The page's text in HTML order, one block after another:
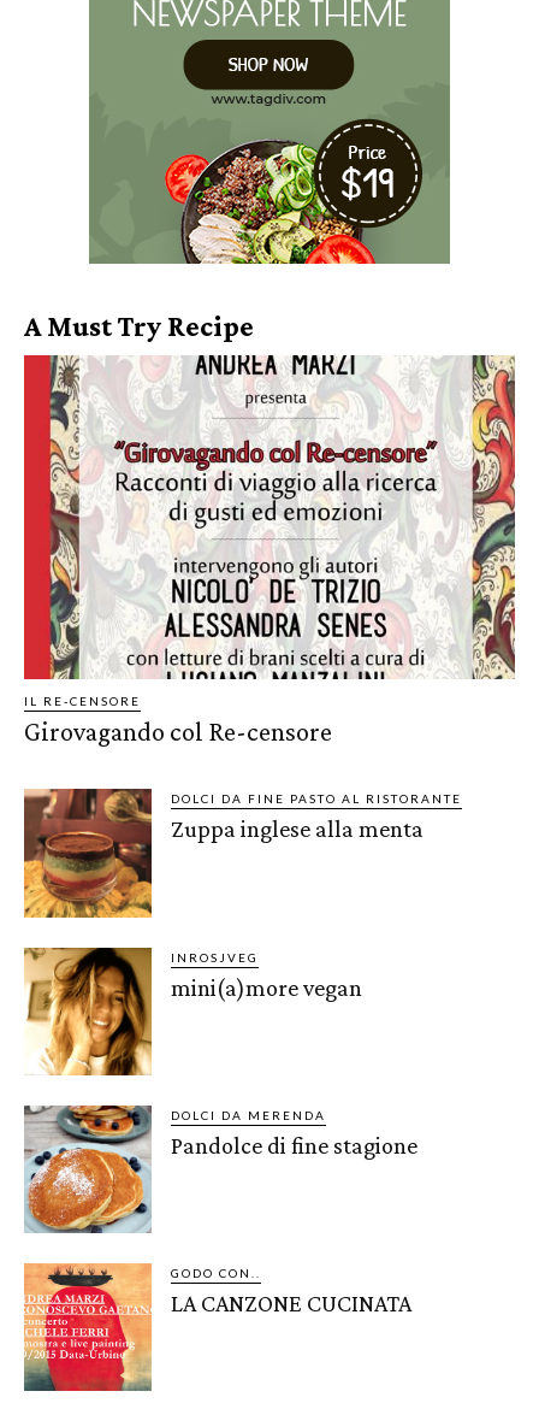
A Must Try Recipe
IL RE-CENSORE
Girovagando col Re-censore
DOLCI DA FINE PASTO AL RISTORANTE
Zuppa inglese alla menta
INROSJVEG
mini(a)more vegan
DOLCI DA MERENDA
Pandolce di fine stagione
GODO CON..
LA CANZONE CUCINATA